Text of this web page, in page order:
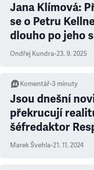
Jana Klímová:
se o Petru
dlouho po jeho
Ondřej Kundra•23. 9. 2025
Komentář•3 minuty
Jsou dnešní
překrucují
šéfredaktor
Marek Švehla•21. 11. 2024